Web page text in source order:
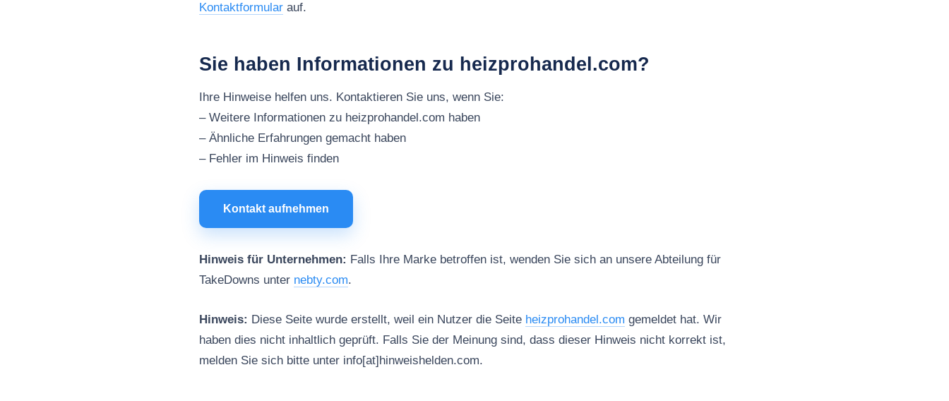
Kontaktformular auf.
Sie haben Informationen zu heizprohandel.com?
Ihre Hinweise helfen uns. Kontaktieren Sie uns, wenn Sie:
– Weitere Informationen zu heizprohandel.com haben
– Ähnliche Erfahrungen gemacht haben
– Fehler im Hinweis finden
Kontakt aufnehmen
Hinweis für Unternehmen: Falls Ihre Marke betroffen ist, wenden Sie sich an unsere Abteilung für
TakeDowns unter nebty.com.
Hinweis: Diese Seite wurde erstellt, weil ein Nutzer die Seite heizprohandel.com gemeldet hat. Wir
haben dies nicht inhaltlich geprüft. Falls Sie der Meinung sind, dass dieser Hinweis nicht korrekt ist,
melden Sie sich bitte unter info[at]hinweishelden.com.